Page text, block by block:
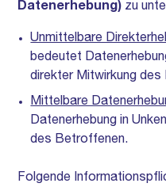
Datenerhebung) zu
Unmittelbare
bedeutet
direkter Mitwirkung
Mittelbare
Datenerhebung in
des Betroffenen.
Folgende